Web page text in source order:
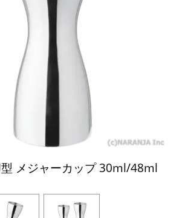
メジャーカップ 30ml/48ml